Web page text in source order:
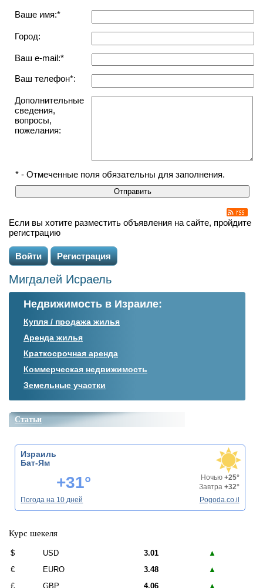
Ваше имя:*
Город:
Ваш e-mail:*
Ваш телефон*:
Дополнительные
сведения,
вопросы,
пожелания:
* - Отмеченные поля обязательны для заполнения.
Если вы хотите разместить объявления на сайте, пройдите
регистрацию
Войти Регистрация
Мигдалей Исраель
Недвижимость в Израиле:
Купля / продажа жилья
Аренда жилья
Краткосрочная аренда
Коммерческая недвижимость
Земельные участки
Статьи
Израиль
Бат-Ям
+31° Ночью +25°
Завтра +32°
Погода на 10 дней
Pogoda.co.il
Курс шекеля
$ USD 3.01
▲
€
EURO 3.48
▲
£
GBP 4.06 ▲